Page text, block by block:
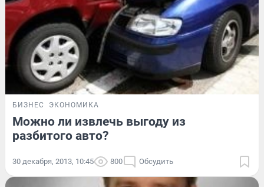
БИЗНЕС ЭКОНОМИКА
Можно ли извлечь выгоду из
разбитого авто?
30 декабря, 2013, 10:45 800 Обсудить